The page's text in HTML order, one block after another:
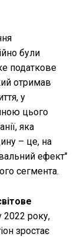
були
податкове
отримав
у
цього
яка
– це, на
ефект"
сегмента.
2022 року,
зростає